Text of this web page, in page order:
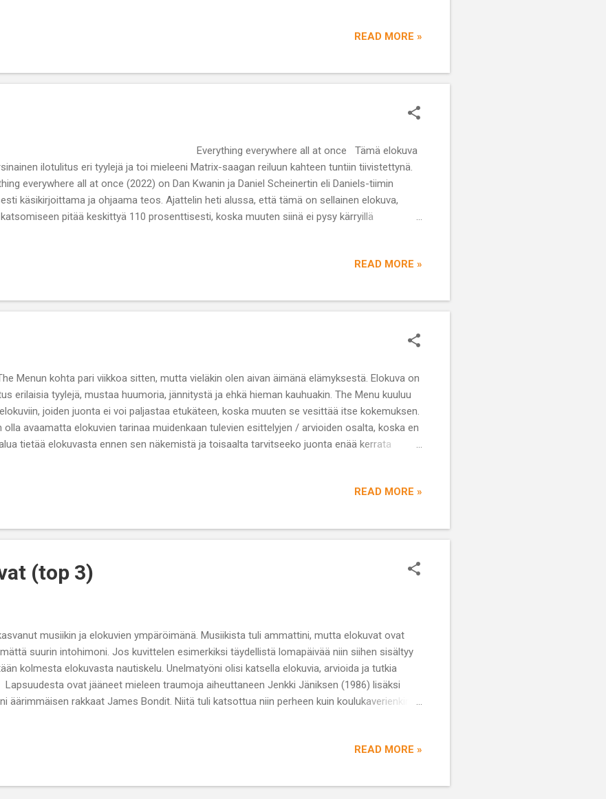
READ MORE »
everywhere all at once Tämä elokuva
ilotulitus eri tyylejä ja toi mieleeni Matrix-saagan reiluun kahteen tuntiin tiivistettynä.
everywhere all at once (2022) on Dan Kwanin ja Daniel Scheinertin eli Daniels-tiimin
käsikirjoittama ja ohjaama teos. Ajattelin heti alussa, että tämä on sellainen elokuva,
pitää keskittyä 110 prosenttisesti, koska muuten siinä ei pysy kärryillä
READ MORE »
Menun kohta pari viikkoa sitten, mutta vieläkin olen aivan äimänä elämyksestä. Elokuva on
erilaisia tyylejä, mustaa huumoria, jännitystä ja ehkä hieman kauhuakin. The Menu kuuluu
joiden juonta ei voi paljastaa etukäteen, koska muuten se vesittää itse kokemuksen.
olla avaamatta elokuvien tarinaa muidenkaan tulevien esittelyjen / arvioiden osalta, koska en
tietää elokuvasta ennen sen näkemistä ja toisaalta tarvitseeko juonta enää kerrata
Mark Mylod, joka ei ollut nimenä itselleni entuudestaan tuttu, mutta käydessäni läpi herran
of Thronesin ja Successionin jaksoja, jotka ovat supersuosittuja sarjoja täysin ansaitusti ja
READ MORE »
(top 3)
musiikin ja elokuvien ympäröimänä. Musiikista tuli ammattini, mutta elokuvat ovat
suurin intohimoni. Jos kuvittelen esimerkiksi täydellistä lomapäivää niin siihen sisältyy
kolmesta elokuvasta nautiskelu. Unelmatyöni olisi katsella elokuvia, arvioida ja tutkia
ovat jääneet mieleen traumoja aiheuttaneen Jenkki Jäniksen (1986) lisäksi
äärimmäisen rakkaat James Bondit. Niitä tuli katsottua niin perheen kuin koulukaverienkin
En halua laittaa tätä trioa paremmuusjärjestykseen, koska on se on mielestäni
(1993) on sydämessäni erityinen paikka. Muistan, kun kävimme katsomassa elokuvan
READ MORE »